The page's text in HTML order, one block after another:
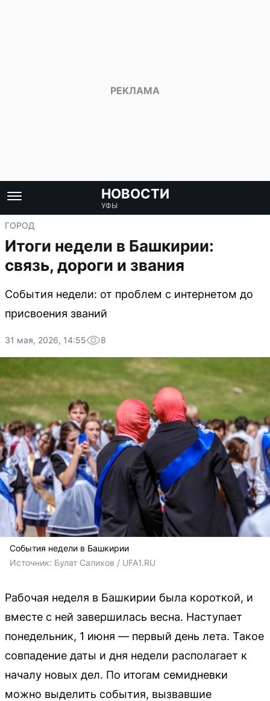
НОВОСТИ
УФЫ
ГОРОД
Итоги недели в Башкирии:
связь, дороги и звания
События недели: от проблем с интернетом до
присвоения званий
31 мая, 2026, 14:55 8
События недели в Башкирии
Источник: Булат Салихов / UFA1.RU
Рабочая неделя в Башкирии была короткой, и
вместе с ней завершилась весна. Наступает
понедельник, 1 июня — первый день лета. Такое
совпадение даты и дня недели располагает к
началу новых дел. По итогам семидневки
можно выделить события, вызвавшие